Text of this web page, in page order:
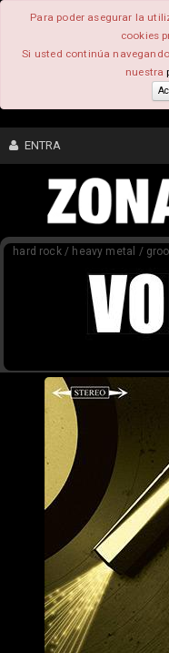
Para poder asegurar la
cookies
Si usted continúa
nuestra
ENTRA
CONTENIDO
COMUNIDAD
FEEEDBACK
hard rock / heavy metal /